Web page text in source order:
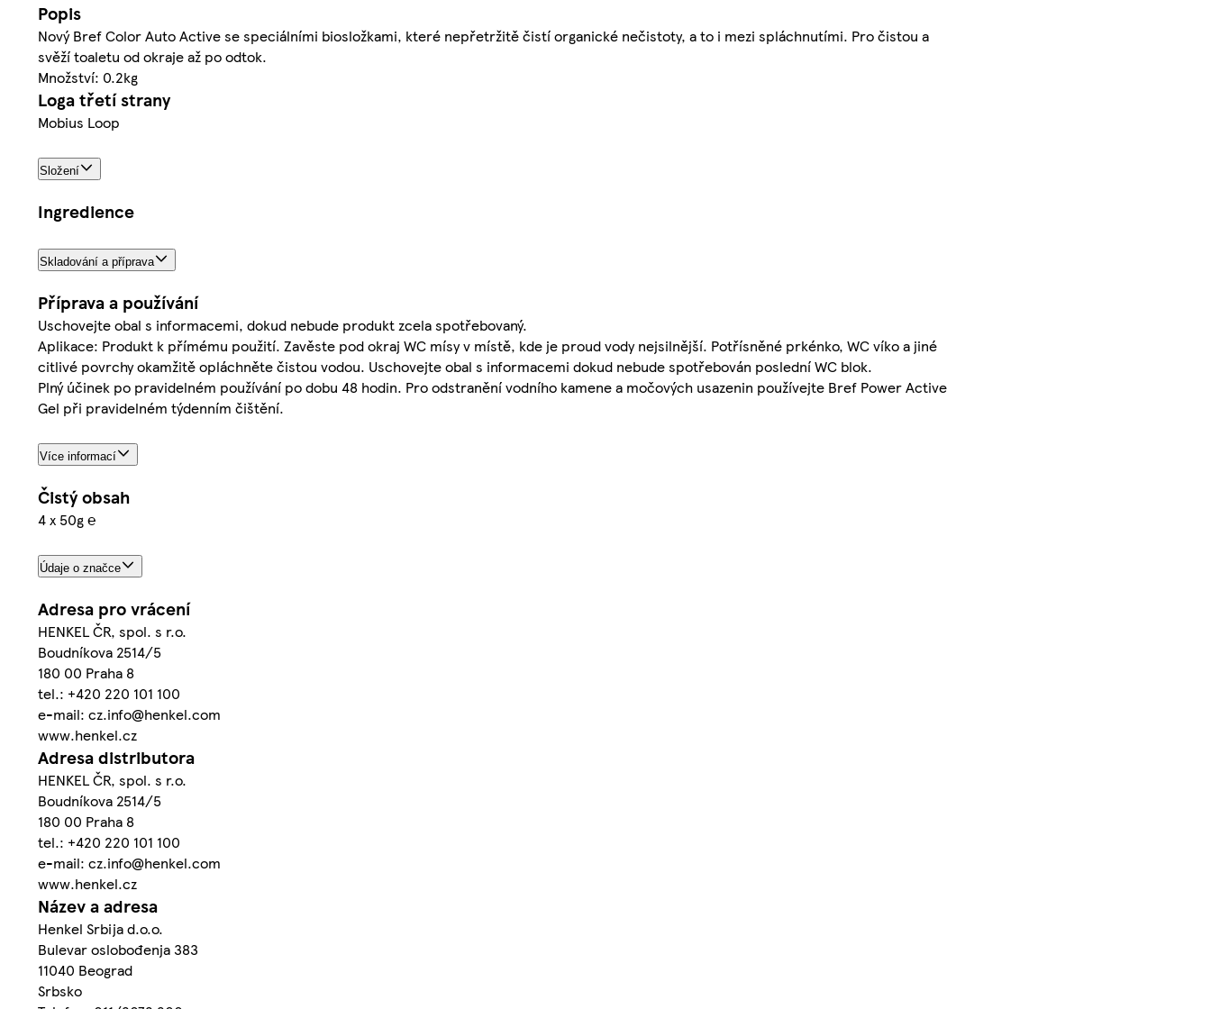
Popis
Nový Bref Color Auto Active se speciálními biosložkami, které nepřetržitě čistí organické nečistoty, a to i mezi spláchnutími. Pro čistou a
svěží toaletu od okraje až po odtok.
Množství: 0.2kg
Loga třetí strany
Mobius Loop
Složení
Ingredience
Skladování a příprava
Příprava a používání
Uschovejte obal s informacemi, dokud nebude produkt zcela spotřebovaný.
Aplikace: Produkt k přímému použití. Zavěste pod okraj WC mísy v místě, kde je proud vody nejsilnější. Potřísněné prkénko, WC víko a jiné
citlivé povrchy okamžitě opláchněte čistou vodou. Uschovejte obal s informacemi dokud nebude spotřebován poslední WC blok.
Plný účinek po pravidelném používání po dobu 48 hodin. Pro odstranění vodního kamene a močových usazenin používejte Bref Power Active
Gel při pravidelném týdenním čištění.
Více informací
Čistý obsah
4 x 50g ℮
Údaje o značce
Adresa pro vrácení
HENKEL ČR, spol. s r.o.
Boudníkova 2514/5
180 00 Praha 8
tel.: +420 220 101 100
e-mail: cz.info@henkel.com
www.henkel.cz
Adresa distributora
HENKEL ČR, spol. s r.o.
Boudníkova 2514/5
180 00 Praha 8
tel.: +420 220 101 100
e-mail: cz.info@henkel.com
www.henkel.cz
Název a adresa
Henkel Srbija d.o.o.
Bulevar oslobođenja 383
11040 Beograd
Srbsko